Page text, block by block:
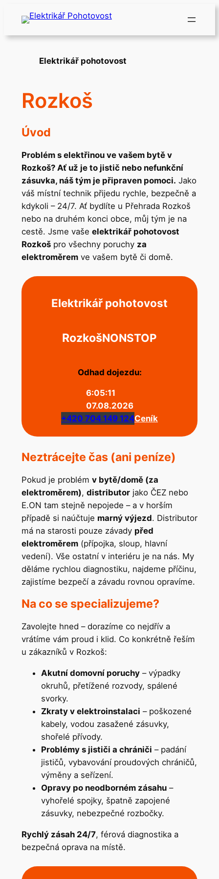
Přeskočit
obsah
Elektrikář pohotovost
Rozkoš
Úvod
Problém s elektřinou ve vašem bytě v
Rozkoš? Ať už je to jistič nebo nefunkční
zásuvka, náš tým je připraven pomoci. Jako
váš místní technik přijedu rychle, bezpečně a
kdykoli – 24/7. Ať bydlíte u Přehrada Rozkoš
nebo na druhém konci obce, můj tým je na
cestě. Jsme vaše elektrikář pohotovost
Rozkošpro všechny poruchy za
elektroměremve vašem bytě či domě.
Elektrikář pohotovost
RozkošNONSTOP
Odhad dojezdu:
6:05:11
07.08.2026
+420 704 149 124Ceník
Neztrácejte čas (ani peníze)
Pokud je problém v bytě/domě (za
elektroměrem), distributorjako ČEZ nebo
E.ON tam stejně nepojede – a v horším
případě si naúčtuje marný výjezd. Distributor
má na starosti pouze závady před
elektroměrem(přípojka, sloup, hlavní
vedení). Vše ostatní v interiéru je na nás. My
děláme rychlou diagnostiku, najdeme příčinu,
zajistíme bezpečí a závadu rovnou opravíme.
Na co se specializujeme?
Zavolejte hned – dorazíme co nejdřív a
vrátíme vám proud i klid. Co konkrétně řeším
u zákazníků v Rozkoš:
Akutní domovní poruchy– výpadky
okruhů, přetížené rozvody, spálené
svorky.
Zkraty v elektroinstalaci – poškozené
kabely, vodou zasažené zásuvky,
shořelé přívody.
Problémy s jističi a chrániči – padání
jističů, vybavování proudových chráničů,
výměny a seřízení.
Opravy po neodborném zásahu–
vyhořelé spojky, špatně zapojené
zásuvky, nebezpečné rozbočky.
Rychlý zásah 24/7, férová diagnostika a
bezpečná oprava na místě.